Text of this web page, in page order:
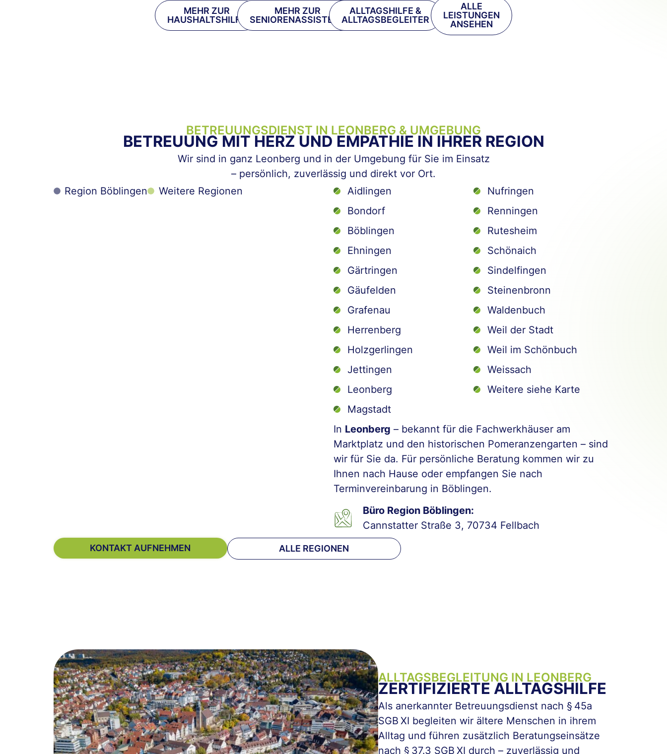
MEHR ZUR
HAUSHALTSHILFE
MEHR ZUR
SENIORENASSISTENZ
ALLTAGSHILFE &
ALLTAGSBEGLEITER
ALLE
LEISTUNGEN
ANSEHEN
BETREUUNGSDIENST IN LEONBERG & UMGEBUNG
BETREUUNG MIT HERZ UND EMPATHIE IN IHRER REGION
Wir sind in ganz Leonberg und in der Umgebung für Sie im Einsatz
– persönlich, zuverlässig und direkt vor Ort.
Region Böblingen
Weitere Regionen
Aidlingen
Bondorf
Böblingen
Ehningen
Gärtringen
Gäufelden
Grafenau
Herrenberg
Holzgerlingen
Jettingen
Leonberg
Magstadt
Nufringen
Renningen
Rutesheim
Schönaich
Sindelfingen
Steinenbronn
Waldenbuch
Weil der Stadt
Weil im Schönbuch
Weissach
Weitere siehe Karte
In Leonberg – bekannt für die Fachwerkhäuser am
Marktplatz und den historischen Pomeranzengarten – sind
wir für Sie da. Für persönliche Beratung kommen wir zu
Ihnen nach Hause oder empfangen Sie nach
Terminvereinbarung in Böblingen.
Büro Region Böblingen:
Cannstatter Straße 3, 70734 Fellbach
KONTAKT AUFNEHMEN ALLE REGIONEN
ALLTAGSBEGLEITUNG IN LEONBERG
ZERTIFIZIERTE ALLTAGSHILFE
Als anerkannter Betreuungsdienst nach § 45a
SGB XI begleiten wir ältere Menschen in ihrem
Alltag und führen zusätzlich Beratungseinsätze
nach § 37.3 SGB XI durch – zuverlässig und